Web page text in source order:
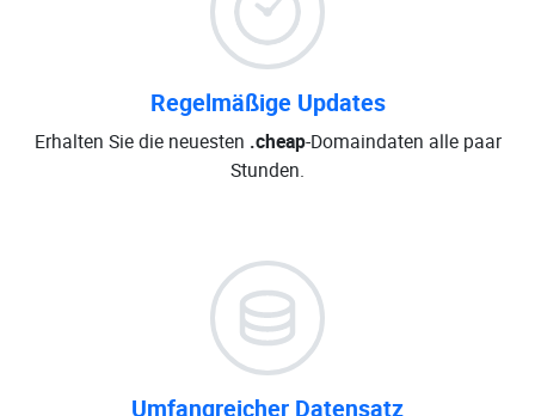
Regelmäßige Updates
Erhalten Sie die neuesten .cheap-Domaindaten alle paar
Stunden.
Umfangreicher Datensatz